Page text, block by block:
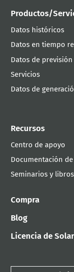
Productos/
Datos históricos
Datos en tiempo
Datos de previsión
Servicios
Datos de
Recursos
Centro de apoyo
Documentación
Seminarios y
Compra
Blog
Licencia de